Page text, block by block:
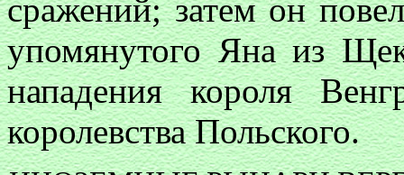
сражений; затем он
упомянутого Яна из
нападения короля
королевства Польского.